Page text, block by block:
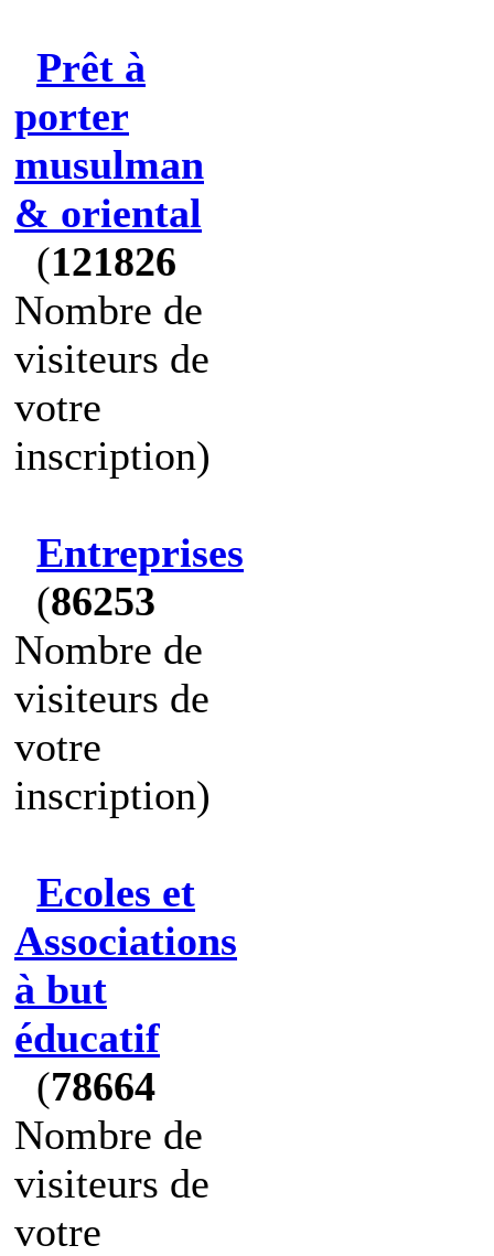
Prêt à
porter
musulman
& oriental
(121826
Nombre de
visiteurs de
votre
inscription)
Entreprises
(86253
Nombre de
visiteurs de
votre
inscription)
Ecoles et
Associations
à but
éducatif
(78664
Nombre de
visiteurs de
votre